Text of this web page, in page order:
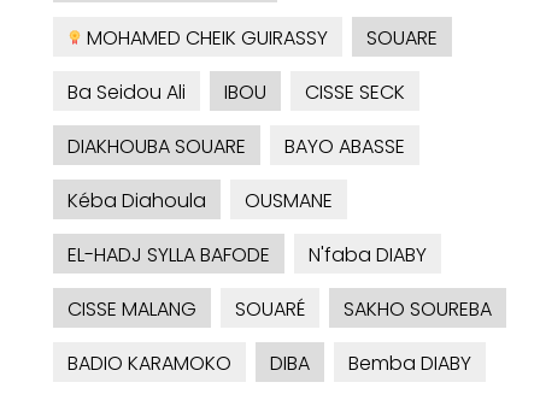
MOHAMED CHEIK GUIRASSY
SOUARE
Ba Seidou Ali
IBOU
CISSE SECK
DIAKHOUBA SOUARE
BAYO ABASSE
Kéba Diahoula
OUSMANE
EL-HADJ SYLLA BAFODE
N'faba DIABY
CISSE MALANG
SOUARÉ
SAKHO SOUREBA
BADIO KARAMOKO
DIBA
Bemba DIABY